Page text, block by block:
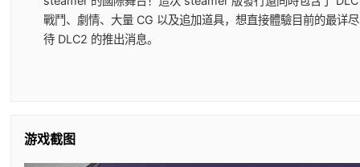
戰鬥、劇情、大量 CG 以及追加道具，想直接體驗目前的最详
待 DLC2 的推出消息。
游戏截图